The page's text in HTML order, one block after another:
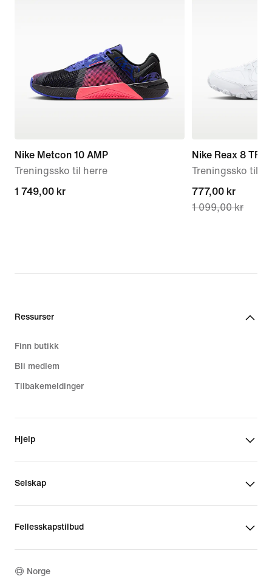
Nike Metcon 10 AMP
Treningssko til herre
1 749,00 kr
1 749,00 kr
Nike Reax 8 TR
Treningssko til
current
price
1 099,00 kr
777,00 kr
1 099,00 kr
Ressurser
Finn butikk
Bli medlem
Tilbakemeldinger
Hjelp
Selskap
Fellesskapstilbud
Norge